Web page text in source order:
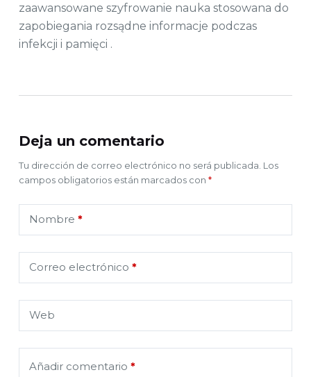
zaawansowane szyfrowanie nauka stosowana do
zapobiegania rozsądne informacje podczas
infekcji i pamięci .
Deja un comentario
Tu dirección de correo electrónico no será publicada. Los
campos obligatorios están marcados con *
Nombre *
Correo electrónico *
Web
Añadir comentario *